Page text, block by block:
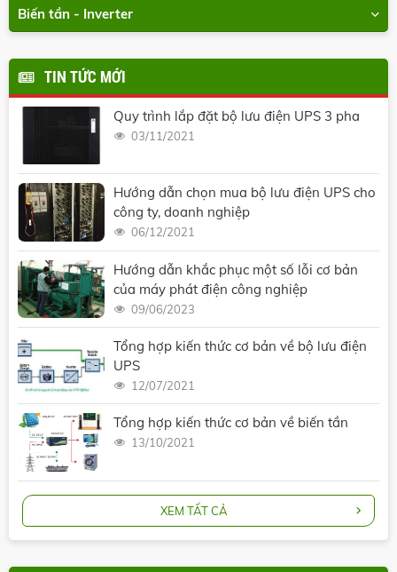
Biến tần - Inverter
TIN TỨC MỚI
Quy trình lắp đặt bộ lưu điện UPS 3 pha
03/11/2021
Hướng dẫn chọn mua bộ lưu điện UPS cho
công ty, doanh nghiệp
06/12/2021
Hướng dẫn khắc phục một số lỗi cơ bản
của máy phát điện công nghiệp
09/06/2023
Tổng hợp kiến thức cơ bản về bộ lưu điện
UPS
12/07/2021
Tổng hợp kiến thức cơ bản về biến tần
13/10/2021
XEM TẤT CẢ